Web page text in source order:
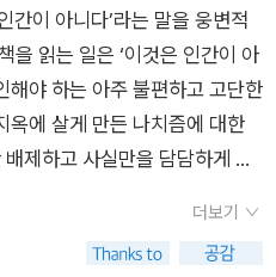
간이 아니다. 그들의 인간성은
욕을 당하거나 괴롭힘을 줌으
악하고 어리석은 SS대원들, 카
은 일을 맡은 특권층들, 서로
프틀링까지, 독일인들이 만든
다. 그는 이 무화의 세상 밖에
계 독일인,정치범이나 일반죄
과 지연을 확인했다. 이 새로운
힘을 아주 원초적인 수준으로
은 다시 그어졌다.존재 방식으
참상은 자유를 염원하는 우리에
의 수용소 생활 이후의 삶 속에
붙어 치명적인 영향을 끼친다
리가 아무렇지도 않게 신고 벗
걸려 있다는 사실이 말이다.
레비는 노동을 하기 위해 공간
나 중요한 역할을 하는지 조근
섭생이 꼭 필요한 음식물에 대
된 병사들에게 보낼 식량도 부
하지 않는 수용소의 유대인들
. 그곳에서 이루어지고 있던 생
책장을 넘기는 것이 두려워질 정
소 생활을 공포와 분노의 감정으
언어로 담담하게 써내려갈 따
성은, 수용소 생활을 통해 이
과 유령들의 세계에 누워 있었
에서, 우리 내부에서 사라져
수 있다는 귀중한 가르침을
국 인간이란 단순한 생존동물
재이며, 그것을 잊지 말아야 진
해주는 책. 말이 아니라 생존의
큼 인류에게 귀중한 책이 어디
간이 아니다’라는 말을 웅변적
을 읽는 일은 ‘이것은 인간이 아
해야 하는 아주 불편하고 고단한
옥에 살게 만든 나치즘에 대한
제하고 사실만을 담담하게 적
있는지 또 비참해질 수 있는지
에 대한 환상을 접게 만든다.
더보기